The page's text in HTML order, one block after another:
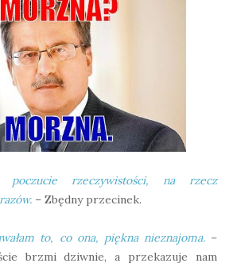
poczucie rzeczywistości, na rzecz
– Zbędny przecinek.
to, co ona, piękna nieznajoma.–
brzmi dziwnie, a przekazuje nam